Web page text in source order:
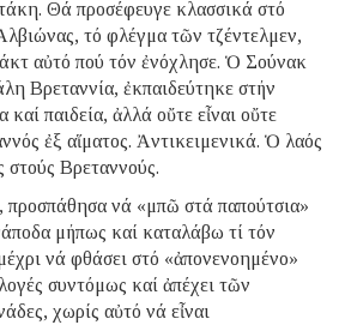
Θά προσέφευγε κλασσικά στό
τό φλέγμα τῶν τζέντελμεν,
αὐτό πού τόν ἐνόχλησε. Ὁ Σούνακ
Βρεταννία, ἐκπαιδεύτηκε στήν
παιδεία, ἀλλά οὔτε εἶναι οὔτε
ἐξ αἵματος. Ἀντικειμενικά. Ὁ λαός
στούς Βρεταννούς.
προσπάθησα νά «μπῶ στά παπούτσια»
μήπως καί καταλάβω τί τόν
νά φθάσει στό «ἀπονενοημένο»
συντόμως καί ἀπέχει τῶν
χωρίς αὐτό νά εἶναι